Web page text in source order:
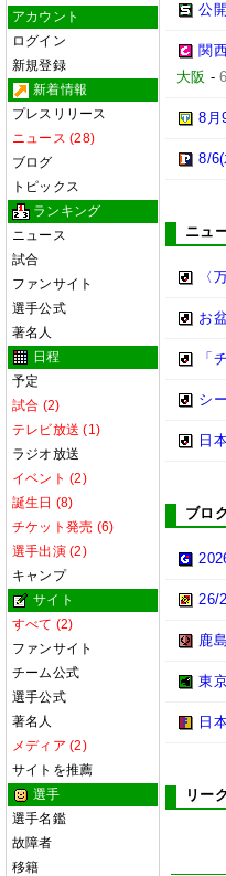
アカウント
ログイン
新規登録
新着情報
プレスリリース
ニュース (28)
ブログ
トピックス
ランキング
ニュース
試合
ファンサイト
選手公式
著名人
日程
予定
試合 (2)
テレビ放送 (1)
ラジオ放送
イベント (2)
誕生日 (8)
チケット発売 (6)
選手出演 (2)
キャンプ
サイト
すべて (2)
ファンサイト
チーム公式
選手公式
著名人
メディア (2)
サイトを推薦
選手
選手名鑑
故障者
移籍
公
関
大阪 -
8月
8/
ニュ
〈
お
「
シ
日
ブロ
26/
鹿
東
日
リー